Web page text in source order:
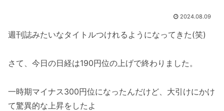
2024.08.09
週刊誌みたいなタイトルつけれるようになってきた(笑)
さて、今日の日経は190円位の上げで終わりました。
一時期マイナス300円位になったんだけど、大引けにかけ
て驚異的な上昇をしたよ